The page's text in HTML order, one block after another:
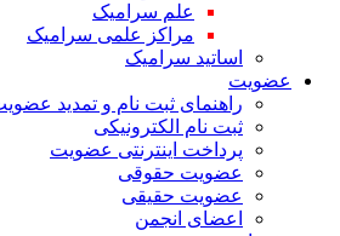
علم سرامیک
مراکز علمی سرامیک
اساتید سرامیک
عضویت
راهنمای ثبت نام و تمدید عضویت
ثبت نام الکترونیکی
پرداخت اینترنتی عضویت
عضویت حقوقی
عضویت حقیقی
اعضای انجمن